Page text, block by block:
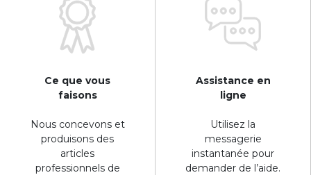
Ce que vous
faisons
Nous concevons et
produisons des
articles
professionnels de
Assistance en
ligne
Utilisez la
messagerie
instantanée pour
demander de l’aide.